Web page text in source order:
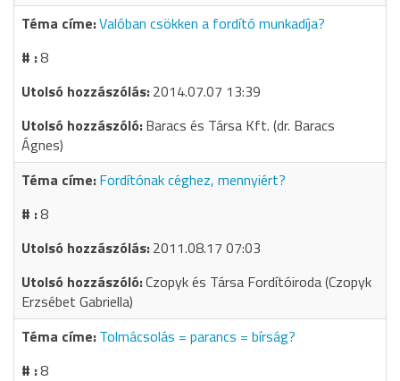
Valóban csökken a fordító munkadíja?
8
2014.07.07 13:39
Baracs és Társa Kft. (dr. Baracs
Ágnes)
Fordítónak céghez, mennyiért?
8
2011.08.17 07:03
Czopyk és Társa Fordítóiroda (Czopyk
Erzsébet Gabriella)
Tolmácsolás = parancs = bírság?
8